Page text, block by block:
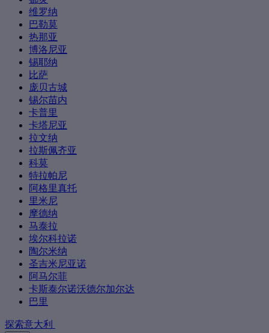
维罗纳
巴勒莫
热那亚
博洛尼亚
锡耶纳
比萨
庞贝古城
锡尔苗内
卡普里
卡塔尼亚
拉文纳
拉斯佩齐亚
科莫
特拉帕尼
阿格里真托
里米尼
摩德纳
马泰拉
埃尔科拉诺
陶尔米纳
圣吉米尼亚诺
阿马尔菲
卡斯泰尔诺沃德尔加尔达
巴里
探索意大利